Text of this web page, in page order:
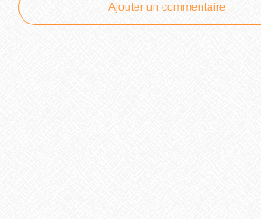
Ajouter un commentaire